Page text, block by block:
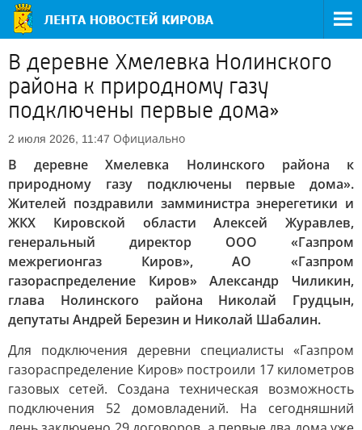
В деревне Хмелевка Нолинского
района к природному газу
подключены первые дома»
2 июля 2026, 11:47 Официально
В деревне Хмелевка Нолинского района к
природному газу подключены первые дома».
Жителей поздравили замминистра энерегетики и
ЖКХ Кировской области Алексей Журавлев,
генеральный директор ООО «Газпром
межрегионгаз Киров», АО «Газпром
газораспределение Киров» Александр Чиликин,
глава Нолинского района Николай Грудцын,
депутаты Андрей Березин и Николай Шабалин.
Для подключения деревни специалисты «Газпром
газораспределение Киров» построили 17 километров
газовых сетей. Создана техническая возможность
подключения 52 домовладений. На сегодняшний